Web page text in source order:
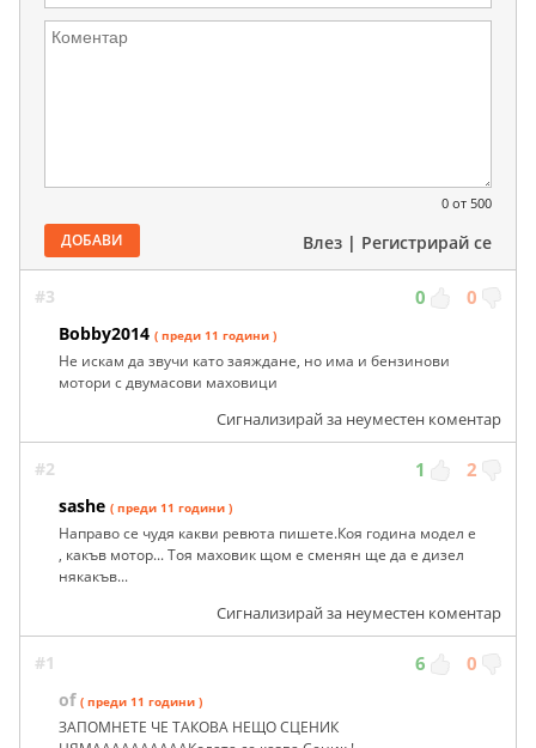
0 от 500
ДОБАВИ Влез | Регистрирай се
#3 0 0
Bobby2014 ( преди 11 години )
Не искам да звучи като заяждане, но има и бензинови
мотори с двумасови маховици
Сигнализирай за неуместен коментар
#2 1 2
sashe ( преди 11 години )
Направо се чудя какви ревюта пишете.Коя година модел е
, какъв мотор... Тоя маховик щом е сменян ще да е дизел
някакъв...
Сигнализирай за неуместен коментар
#1 6 0
of ( преди 11 години )
ЗАПОМНЕТЕ ЧЕ ТАКОВА НЕЩО СЦЕНИК